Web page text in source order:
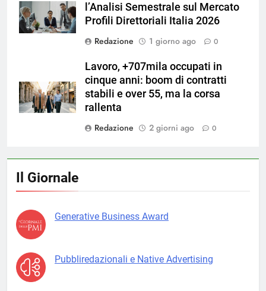
l’Analisi Semestrale sul Mercato
Profili Direttoriali Italia 2026
Redazione
1 giorno ago 0
Lavoro, +707mila occupati in
cinque anni: boom di contratti
stabili e over 55, ma la corsa
rallenta
Redazione
2 giorni ago 0
Il Giornale
Generative Business Award
Pubbliredazionali e Native Advertising